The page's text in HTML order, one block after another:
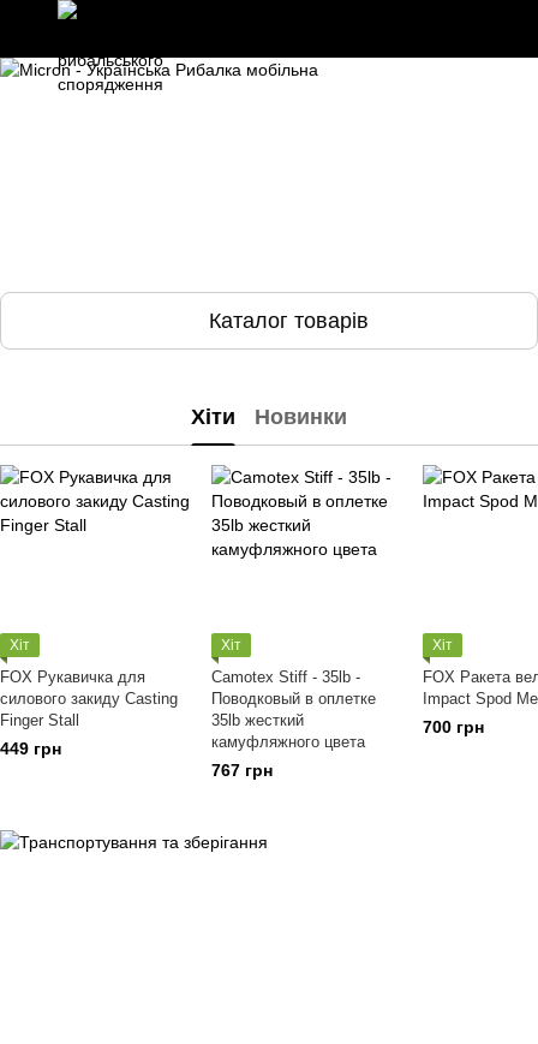
Каталог товарів
Хіти Новинки
Хіт
FOX Рукавичка для
силового закиду Casting
Finger Stall
449 грн
Хіт
Camotex Stiff - 35lb -
Поводковый в оплетке
35lb жесткий
камуфляжного цвета
767 грн
Хіт
FOX Ракета
Impact Spod
700 грн